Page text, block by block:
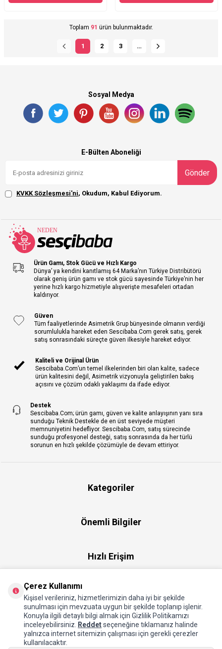
Toplam 91 ürün bulunmaktadır.
1 2 3 …
Sosyal Medya
E-Bülten Aboneliği
Gönder
KVKK Sözleşmesi'ni, Okudum, Kabul Ediyorum.
Ürün Gamı, Stok Gücü ve Hızlı Kargo
Dünya’ ya kendini kanıtlamış 64 Marka’nın Türkiye Distribütörü
olarak geniş ürün gamı ve stok gücü sayesinde Türkiye’nin her
yerine hızlı kargo hizmetiyle alışverişte mesafeleri ortadan
kaldırıyor.
Güven
Tüm faaliyetlerinde Asimetrik Grup bünyesinde olmanın verdiği
sorumlulukla hareket eden Sescibaba.Com gerek satış, gerek
satış sonrasındaki süreçte güven ilkesiyle hareket ediyor.
Kaliteli ve Orijinal Ürün
Sescibaba.Com’un temel ilkelerinden biri olan kalite, sadece
ürün kalitesini değil, Asimetrik vizyonuyla geliştirilen bakış
açısını ve çözüm odaklı yaklaşımı da ifade ediyor.
Destek
Sescibaba.Com; ürün gamı, güven ve kalite anlayışının yanı sıra
sunduğu Teknik Destekle de en üst seviyede müşteri
memnuniyetini hedefliyor. Sescibaba.Com, satış sürecinde
sunduğu profesyonel desteği, satış sonrasında da her türlü
sorunun en hızlı şekilde çözümüyle de devam ettiriyor.
Kategoriler
Önemli Bilgiler
Hızlı Erişim
Hakkımızda
Çerez Kullanımı
Kişisel verileriniz, hizmetlerimizin daha iyi bir şekilde
sunulması için mevzuata uygun bir şekilde toplanıp işlenir.
Konuyla ilgili detaylı bilgi almak için Gizlilik Politikamızı
inceleyebilirsiniz.
Reddetseçeneğine tıklamanız halinde
yalnızca internet sitemizin çalışması için gerekli çerezler
kullanılacaktır.